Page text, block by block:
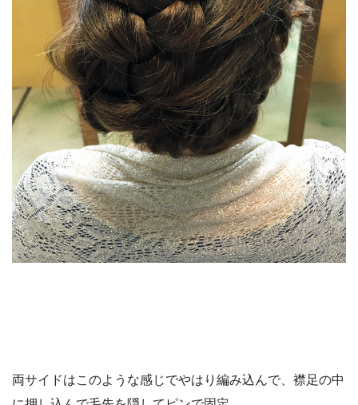
両サイドはこのような感じでやはり編み込んで、襟足の中